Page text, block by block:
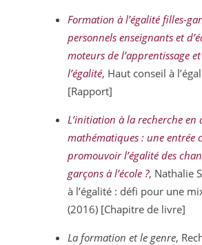
Formation à l’égalité filles-
personnels enseignants et
moteurs de l’apprentissage
l’égalité, Haut conseil à
[Rapport]
L’initiation à la recherche en
mathématiques : une entrée
promouvoir l’égalité des
garçons à l’école ?, Nathalie
à l’égalité : défi pour une
(2016) [Chapitre de livre]
La formation et le genre,